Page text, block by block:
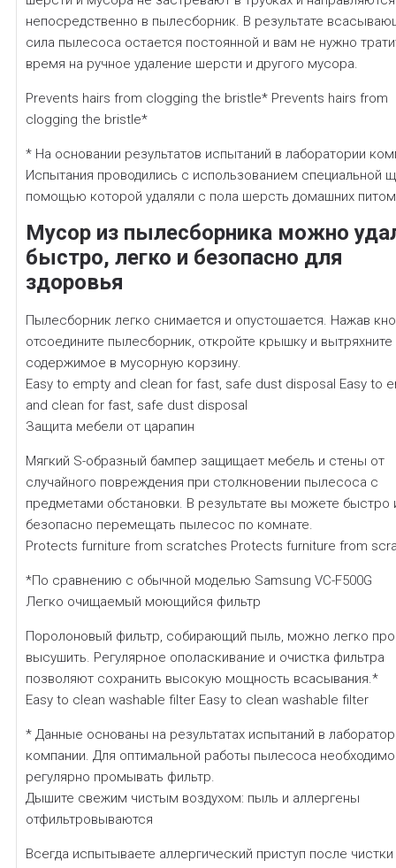
непосредственно в пылесборник. В результате
сила пылесоса остается постоянной и вам не нужно
время на ручное удаление шерсти и другого мусора.
Prevents hairs from clogging the bristle* Prevents hairs from
clogging the bristle*
* На основании результатов испытаний в лаборатории
Испытания проводились с использованием специальной
помощью которой удаляли с пола шерсть домашних
Мусор из пылесборника можно
быстро, легко и безопасно для
здоровья
Пылесборник легко снимается и опустошается. Нажав
отсоедините пылесборник, откройте крышку и вытряхните
содержимое в мусорную корзину.
Easy to empty and clean for fast, safe dust disposal Easy to
and clean for fast, safe dust disposal
Защита мебели от царапин
Мягкий S-образный бампер защищает мебель и стены от
случайного повреждения при столкновении пылесоса с
предметами обстановки. В результате вы можете быстро
безопасно перемещать пылесос по комнате.
Protects furniture from scratches Protects furniture from
*По сравнению с обычной моделью Samsung VC-F500G
Легко очищаемый моющийся фильтр
Поролоновый фильтр, собирающий пыль, можно легко
высушить. Регулярное ополаскивание и очистка фильтра
позволяют сохранить высокую мощность всасывания.*
Easy to clean washable filter Easy to clean washable filter
* Данные основаны на результатах испытаний в
компании. Для оптимальной работы пылесоса необходимо
регулярно промывать фильтр.
Дышите свежим чистым воздухом: пыль и аллергены
отфильтровываются
Всегда испытываете аллергический приступ после чистки